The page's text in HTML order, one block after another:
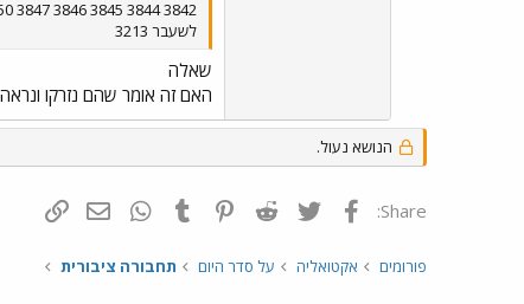
לשעבר 3213
שאלה
האם זה אומר שהם נזרקו ונראה
הנושא נעול.
Share: פייסבוק Twitter
Reddit
Pinterest
Tumblr
WhatsApp
דואר
פורומים אקטואליה על סדר היום תחבורה ציבורית